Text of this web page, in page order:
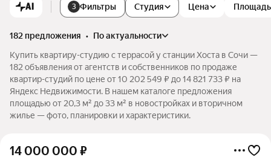
AI 3 Фильтры Студия Цена Площадь
182 предложения •
по актуальности
Купить квартиру-студию с террасой у станции Хоста в Сочи —
182 объявления от агентств и собственников по продаже
квартир-студий по цене от 10 202 549 ₽ до 14 821 733 ₽ на
Яндекс Недвижимости. В нашем каталоге предложения
площадью от 20,3 м² до 33 м² в новостройках и вторичном
жилье — фото, планировки и характеристики.
14 000 000 ₽